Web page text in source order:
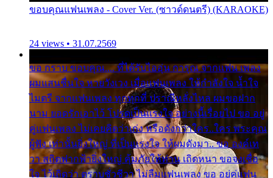
ขอบคุณแฟนเพลง - Cover Ver. (ซาวด์ดนตรี) (KARAOKE)
24 views • 31.07.2569
ขอ กราบ ขอบคุณ.... ที่ได้รับไออุ่น การุณ จากแฟน เพลง
ผมแสนชื่นใจ หายวังเวง เมื่อแฟนเพลง ให้กำลังใจ น้ำใจ
ไมตรี จากแฟนเพลง ทุกทุกที่ ปราณีหลั่งไหล ผมขอฝาก
นาม ยอดรักเอาไว้ โปรดเป็นแรงใจ อย่างนี้เรื่อยไป ขอ อยู่
คู่แฟนเพลง ไม่เคยคิดว่าเก่ง หรือดังกว่าใคร..ใคร พระคุณ
ผู้ฟัง เท่านั้นยิ่งใหญ่ ที่เป็นแรงใจ ให้ผมดังมา.. ขอ องค์เท
วา สถิตฟากฟ้ายิ่งใหญ่ คุ้มภัยให้ท่าน เถิดหนา ขอจงเชื่อ
ใจ ไว้เถิดว่า ตราบชั่วชีวา ไม่ลืมแฟนเพลง ขอ อยู่คู่แฟน